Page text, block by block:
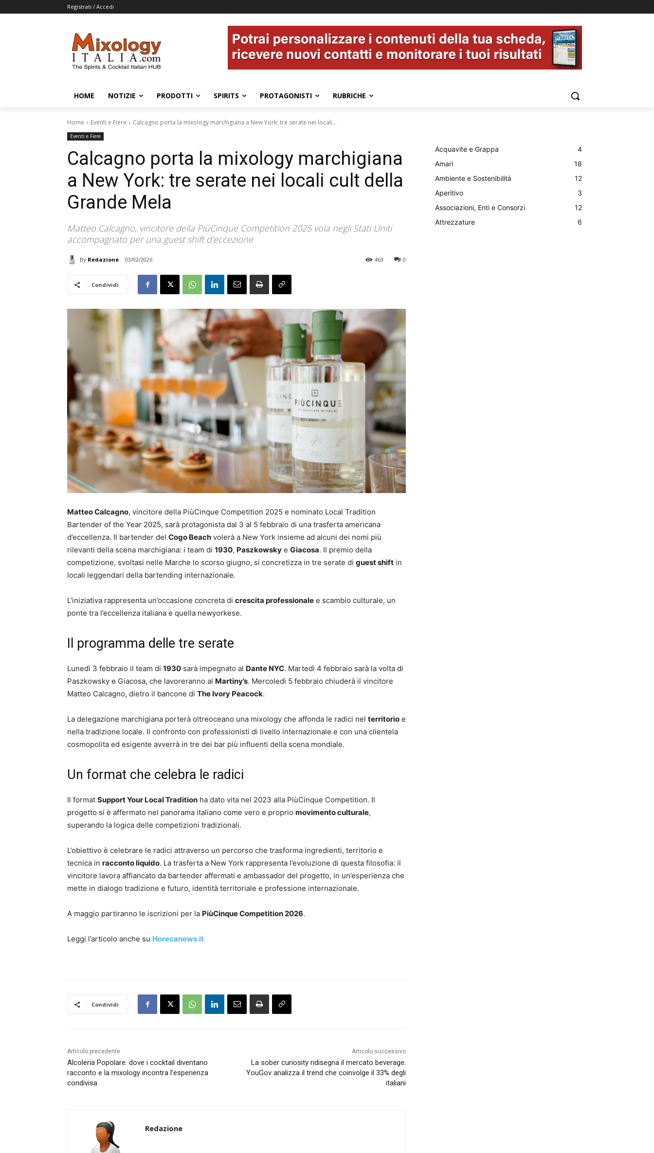
Registrati / Accedi
HOME NOTIZIE PRODOTTI SPIRITS PROTAGONISTI RUBRICHE
Home Eventi e Fiere Calcagno porta la mixology marchigiana a New York: tre serate nei locali...
Eventi e Fiere
Calcagno porta la mixology marchigiana
a New York: tre serate nei locali cult della
Grande Mela
Matteo Calcagno, vincitore della PiùCinque Competition 2025 vola negli Stati Uniti
accompagnato per una guest shift d'eccezione
By Redazione 03/02/2026 0
463
Condividi
Matteo Calcagno, vincitore della PiùCinque Competition 2025 e nominato Local Tradition
Bartender of the Year 2025, sarà protagonista dal 3 al 5 febbraio di una trasferta americana
d’eccellenza. Il bartender del Cogo Beach volerà a New York insieme ad alcuni dei nomi più
rilevanti della scena marchigiana: i team di 1930, Paszkowsky e Giacosa. Il premio della
competizione, svoltasi nelle Marche lo scorso giugno, si concretizza in tre serate di guest shift in
locali leggendari della bartending internazionale.
L’iniziativa rappresenta un’occasione concreta di crescita professionale e scambio culturale, un
ponte tra l’eccellenza italiana e quella newyorkese.
Il programma delle tre serate
Lunedì 3 febbraio il team di 1930 sarà impegnato al Dante NYC. Martedì 4 febbraio sarà la volta di
Paszkowsky e Giacosa, che lavoreranno al Martiny’s. Mercoledì 5 febbraio chiuderà il vincitore
Matteo Calcagno, dietro il bancone di The Ivory Peacock.
La delegazione marchigiana porterà oltreoceano una mixology che affonda le radici nel territorio e
nella tradizione locale. Il confronto con professionisti di livello internazionale e con una clientela
cosmopolita ed esigente avverrà in tre dei bar più influenti della scena mondiale.
Un format che celebra le radici
Il format Support Your Local Tradition ha dato vita nel 2023 alla PiùCinque Competition. Il
progetto si è affermato nel panorama italiano come vero e proprio movimento culturale,
superando la logica delle competizioni tradizionali.
L’obiettivo è celebrare le radici attraverso un percorso che trasforma ingredienti, territorio e
tecnica in racconto liquido. La trasferta a New York rappresenta l’evoluzione di questa filosofia: il
vincitore lavora affiancato da bartender affermati e ambassador del progetto, in un’esperienza che
mette in dialogo tradizione e futuro, identità territoriale e professione internazionale.
A maggio partiranno le iscrizioni per la PiùCinque Competition 2026.
Leggi l’articolo anche su Horecanews.it
Condividi
Articolo precedente
Alcoleria Popolare: dove i cocktail diventano
racconto e la mixology incontra l’esperienza
condivisa
Articolo successivo
La sober curiosity ridisegna il mercato beverage:
YouGov analizza il trend che coinvolge il 33% degli
italiani
Redazione
Acquavite e Grappa
4
Amari
18
Ambiente e Sostenibilità
12
Aperitivo
3
Associazioni, Enti e Consorzi
12
Attrezzature
6